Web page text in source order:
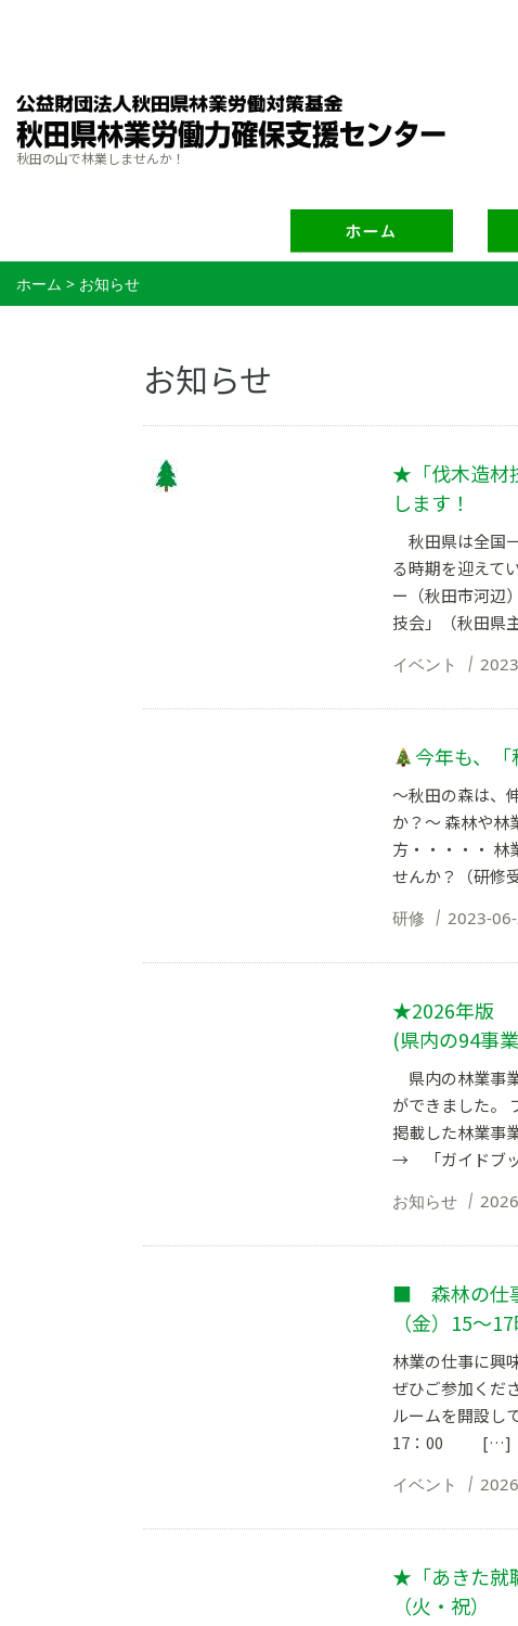
秋田の山で林業しませんか！
ホーム > お知らせ
お知らせ
★「伐木造材
します！
秋田県は全国
る時期を迎えて
ー（秋田市河辺
技会」（秋田県
イベント
今年も、「
～秋田の森は、
か？～ 森林や林
方・・・・・ 林
せんか？（研修
研修 2023-
★2026年版
(県内の94事
県内の林業事
ができました
掲載した林業
→ 「ガイドブ
お知らせ
■ 森林の仕
（金）15～
林業の仕事に興
ぜひご参加くだ
ルームを開設
17：00 […]
イベント
★「あきた就
（火・祝）